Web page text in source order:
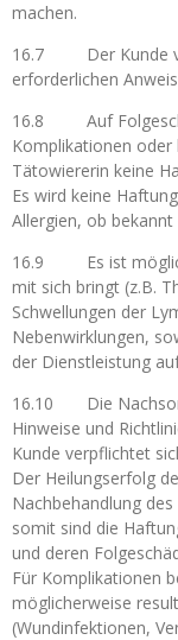
machen.
16.7 Der Kunde
erforderlichen
16.8 Auf
Komplikationen
Tätowiererin keine
Es wird keine
Allergien, ob
16.9 Es ist
mit sich bringt (z.B.
Schwellungen der
Nebenwirklungen,
der Dienstleistung
16.10 Die
Hinweise und
Kunde verpflichtet
Der Heilungserfolg
Nachbehandlung
somit sind die
und deren
Für Komplikationen
möglicherweise
(Wundinfektionen,